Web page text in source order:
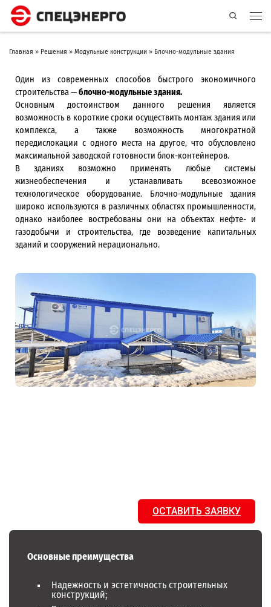
Search
Главная » Решения » Модульные конструкции » Блочно-модульные здания
Один из современных способов быстрого экономичного
строительства —блочно-модульные здания.
Основным достоинством данного решения является
возможность в короткие сроки осуществить монтаж здания или
комплекса, а также возможность многократной
передислокации с одного места на другое, что обусловлено
максимальной заводской готовности блок-контейнеров.
В зданиях возможно применять любые системы
жизнеобеспечения и устанавливать всевозможное
технологическое оборудование. Блочно-модульные здания
широко используются в различных областях промышленности,
однако наиболее востребованы они на объектах нефте- и
газодобычи и строительства, где возведение капитальных
зданий и сооружений нерационально.
ОСТАВИТЬ ЗАЯВКУ
Основные преимущества
Надежность и эстетичность строительных
конструкций;